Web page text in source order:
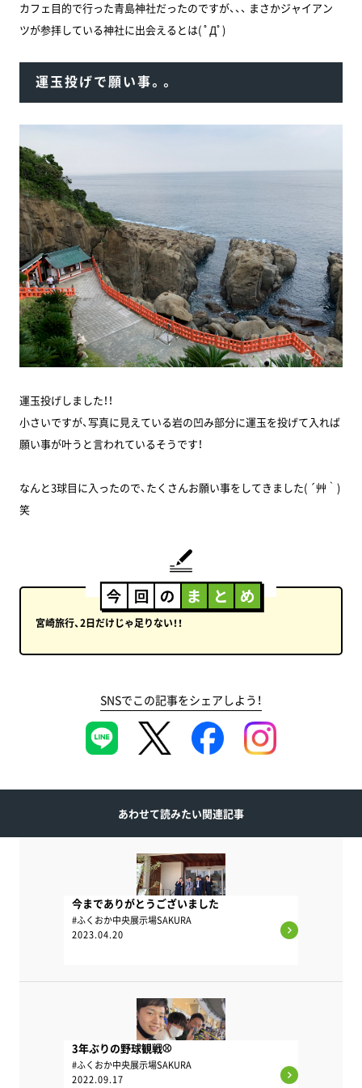
カフェ目的で行った青島神社だったのですが、、、 まさかジャイアン
ツが参拝している神社に出会えるとは( ﾟДﾟ)
運玉投げで願い事。。
運玉投げしました！！
小さいですが、写真に見えている岩の凹み部分に運玉を投げて入れば
願い事が叶うと言われているそうです！
なんと3球目に入ったので、たくさんお願い事をしてきました( ´艸｀)
笑
宮崎旅行、2日だけじゃ足りない！！
SNSでこの記事をシェアしよう！
あわせて読みたい関連記事
#ふくおか中央展示場SAKURA
今までありがとうございました
2023.04.20
#ふくおか中央展示場SAKURA
3年ぶりの野球観戦⚾
2022.09.17